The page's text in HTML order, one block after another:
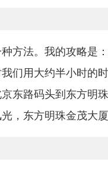
方法。我的攻略是
们用大约半小时的
东路码头到东方明
，东方明珠金茂大